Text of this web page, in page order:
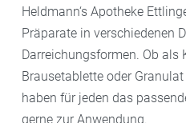
Heldmann‘s Apotheke
Präparate in verschiedenen
Darreichungsformen. Ob als
Brausetablette oder
haben für jeden das
gerne zur Anwendung.